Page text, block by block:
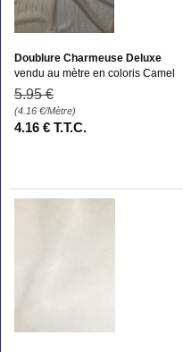
Doublure Charmeuse Deluxe
vendu au mètre en coloris Camel
5.95 €
(4.16 €/Mètre)
4.16 € T.T.C.